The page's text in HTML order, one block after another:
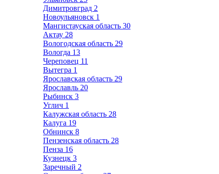
Димитровград 2
Новоульяновск 1
Мангистауская область 30
Актау 28
Вологодская область 29
Вологда 13
Череповец 11
Вытегра 1
Ярославская область 29
Ярославль 20
Рыбинск 3
Углич 1
Калужская область 28
Калуга 19
Обнинск 8
Пензенская область 28
Пенза 16
Кузнецк 3
Заречный 2